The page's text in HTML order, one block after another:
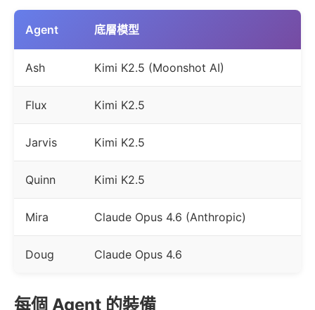
Agent 底層模型
Ash Kimi K2.5 (Moonshot AI)
Flux Kimi K2.5
Jarvis Kimi K2.5
Quinn Kimi K2.5
Mira Claude Opus 4.6 (Anthropic)
Doug Claude Opus 4.6
每個 Agent 的裝備